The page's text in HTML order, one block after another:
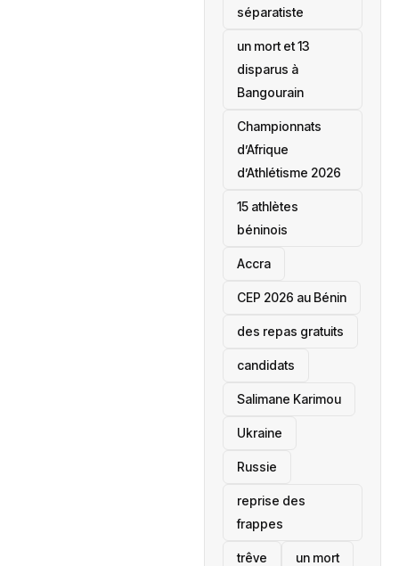
séparatiste
un mort et 13
disparus à
Bangourain
‎Championnats
d’Afrique
d’Athlétisme 2026
15 athlètes
béninois
Accra
‎CEP 2026 au Bénin
des repas gratuits
candidats
Salimane Karimou
Ukraine
Russie
reprise des
frappes
trêve un mort